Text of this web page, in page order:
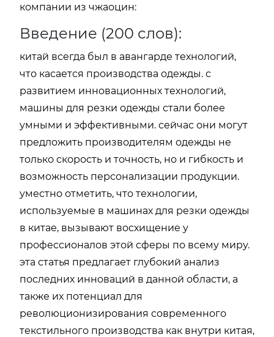
компании из чжаоцин:
Введение (200 слов):
китай всегда был в авангаpде технологий,
что касается производства одежды. с
развитием инновационных технологий,
машины для резки одежды стали более
умными и эффективными. сейчас они могут
предложить производителям одежды не
только скорость и точность, но и гибкость и
возможность персонализации продукции.
уместно отметить, что технологии,
используемые в машинах для резки одежды
в китае, вызывают восхищение у
профессионалов этой сферы по всему миру.
эта статья предлагает глубокий анализ
последних инноваций в данной области, а
также их потенциал для
революционизирования современного
текстильного производства как внутри китая,